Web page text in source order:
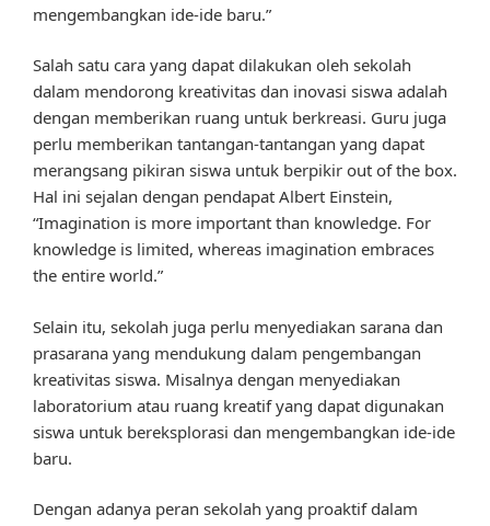
mengembangkan ide-ide baru.”
Salah satu cara yang dapat dilakukan oleh sekolah
dalam mendorong kreativitas dan inovasi siswa adalah
dengan memberikan ruang untuk berkreasi. Guru juga
perlu memberikan tantangan-tantangan yang dapat
merangsang pikiran siswa untuk berpikir out of the box.
Hal ini sejalan dengan pendapat Albert Einstein,
“Imagination is more important than knowledge. For
knowledge is limited, whereas imagination embraces
the entire world.”
Selain itu, sekolah juga perlu menyediakan sarana dan
prasarana yang mendukung dalam pengembangan
kreativitas siswa. Misalnya dengan menyediakan
laboratorium atau ruang kreatif yang dapat digunakan
siswa untuk bereksplorasi dan mengembangkan ide-ide
baru.
Dengan adanya peran sekolah yang proaktif dalam